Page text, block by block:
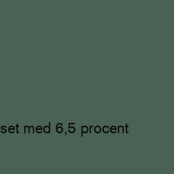
med 6,5 procent